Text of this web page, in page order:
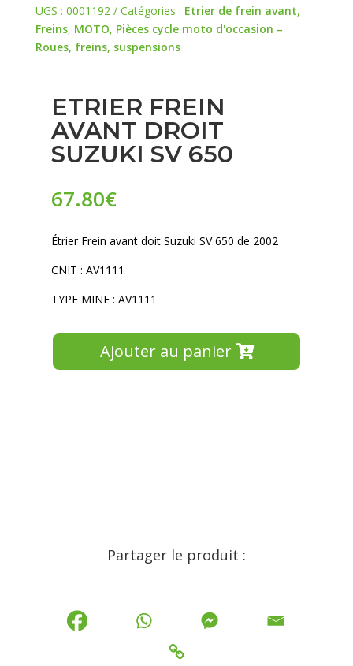
UGS : 0001192 Catégories : Etrier de frein avant,
Freins, MOTO, Pièces cycle moto d'occasion –
Roues, freins, suspensions
ETRIER FREIN
AVANT DROIT
SUZUKI SV 650
67.80€
Étrier Frein avant doit Suzuki SV 650 de 2002
CNIT : AV1111
TYPE MINE : AV1111
Ajouter au panier
Partager le produit :